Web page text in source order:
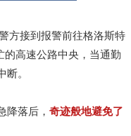
方接到报警前往格洛斯特
高速公路中央，当通勤
。
降落后， 奇迹般地避免了